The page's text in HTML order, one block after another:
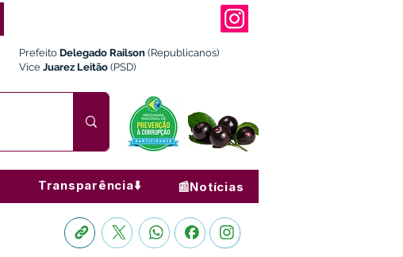
Prefeito Delegado Railson (Republicanos)
Vice Juarez Leitão (PSD)
Transparência⬇️ 📰Notícias